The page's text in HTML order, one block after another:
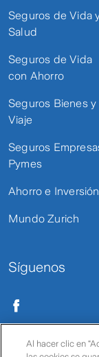
Seguros de Vida
Salud
Seguros de Vida
con Ahorro
Seguros Bienes y
Viaje
Seguros
Pymes
Ahorro e Inversión
Mundo Zurich
Síguenos
Condiciones de uso
Al hacer clic en